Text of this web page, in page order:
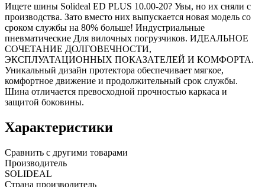
Ищете шины Solideal ED PLUS 10.00-20? Увы, но их сняли с
производства. Зато вместо них выпускается новая модель со
сроком службы на 80% больше! Индустриальные
пневматические Для вилочных погрузчиков. ИДЕАЛЬНОЕ
СОЧЕТАНИЕ ДОЛГОВЕЧНОСТИ,
ЭКСПЛУАТАЦИОННЫХ ПОКАЗАТЕЛЕЙ И КОМФОРТА.
Уникальный дизайн протектора обеспечивает мягкое,
комфортное движение и продолжительный срок службы.
Шина отличается превосходной прочностью каркаса и
защитой боковины.
Характеристики
Сравнить с другими товарами
Производитель
SOLIDEAL
Страна производитель